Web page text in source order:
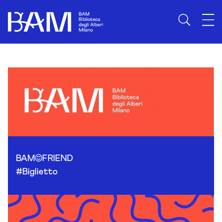
BAM
FRIEND
#Biglietto